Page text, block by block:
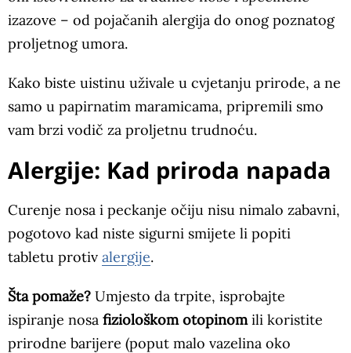
izazove – od pojačanih alergija do onog poznatog
proljetnog umora.
Kako biste uistinu uživale u cvjetanju prirode, a ne
samo u papirnatim maramicama, pripremili smo
vam brzi vodič za proljetnu trudnoću.
Alergije: Kad priroda napada
Curenje nosa i peckanje očiju nisu nimalo zabavni,
pogotovo kad niste sigurni smijete li popiti
tabletu protiv alergije.
Šta pomaže? Umjesto da trpite, isprobajte
ispiranje nosa fiziološkom otopinomili koristite
prirodne barijere (poput malo vazelina oko